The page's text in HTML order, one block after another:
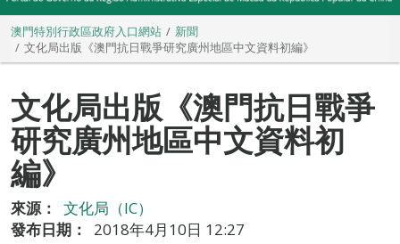
澳門特別行政區政府入口網站
新聞
文化局出版《澳門抗日戰爭研究廣州地區中文資料初編》
文化局出版《澳門抗日戰爭
研究廣州地區中文資料初
編》
來源：
文化局（IC）
發布日期：
2018年4月10日 12:27